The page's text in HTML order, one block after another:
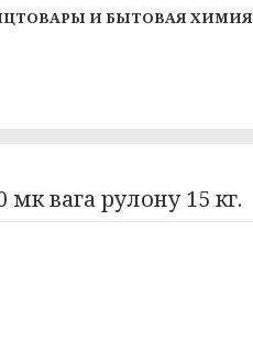
И БЫТОВАЯ ХИМИЯ
вага рулону 15 кг.